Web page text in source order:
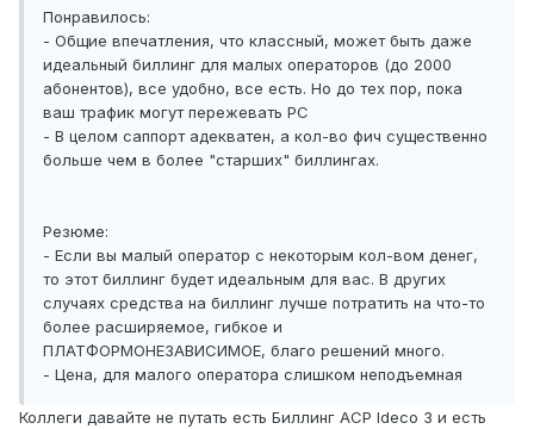
Понравилось:
- Общие впечатления, что классный, может быть даже
идеальный биллинг для малых операторов (до 2000
абонентов), все удобно, все есть. Но до тех пор, пока
ваш трафик могут пережевать PC
- В целом саппорт адекватен, а кол-во фич существенно
больше чем в более "старших" биллингах.
Резюме:
- Если вы малый оператор с некоторым кол-вом денег,
то этот биллинг будет идеальным для вас. В других
случаях средства на биллинг лучше потратить на что-то
более расширяемое, гибкое и
ПЛАТФОРМОНЕЗАВИСИМОЕ, благо решений много.
- Цена, для малого оператора слишком неподъемная
Коллеги давайте не путать есть Биллинг АСР Ideco 3 и есть